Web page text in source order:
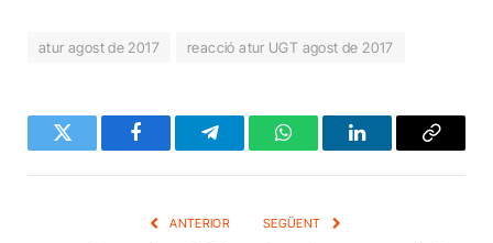
atur agost de 2017 reacció atur UGT agost de 2017
Twitter FacebookTelegramWhatsAppLinkedInCopy
ANTERIOR SEGÜENT